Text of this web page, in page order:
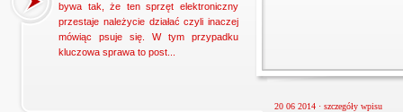
bywa tak, że ten sprzęt elektroniczny
przestaje należycie działać czyli inaczej
mówiąc psuje się. W tym przypadku
kluczowa sprawa to post...
20 06 2014 · szczegóły wpisu